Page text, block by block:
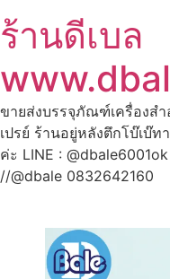
ร้านดีเบล
ขายส่งบรรจุภัณฑ์เครื่องส
เปรย์ ร้านอยู่หลังตึกโบ๊เบ๊ท
ค่ะ LINE :
//@dbale 0832642160